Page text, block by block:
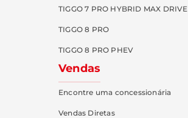
TIGGO 7 PRO HYBRID MAX DRIVE
TIGGO 8 PRO
TIGGO 8 PRO PHEV
Vendas
Encontre uma concessionária
Vendas Diretas